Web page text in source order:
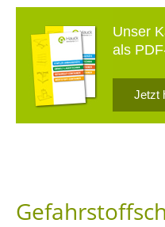
Unser
als
Jetzt